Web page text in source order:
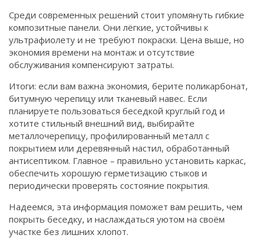
Среди современных решений стоит упомянуть гибкие
композитные панели. Они лёгкие, устойчивы к
ультрафиолету и не требуют покраски. Цена выше, но
экономия времени на монтаж и отсутствие
обслуживания компенсируют затраты.
Итоги: если вам важна экономия, берите поликарбонат,
битумную черепицу или тканевый навес. Если
планируете пользоваться беседкой круглый год и
хотите стильный внешний вид, выбирайте
металлочерепицу, профилированный металл с
покрытием или деревянный настил, обработанный
антисептиком. Главное – правильно установить каркас,
обеспечить хорошую герметизацию стыков и
периодически проверять состояние покрытия.
Надеемся, эта информация поможет вам решить, чем
покрыть беседку, и наслаждаться уютом на своём
участке без лишних хлопот.